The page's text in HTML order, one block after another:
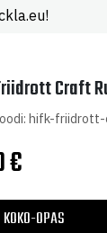
Craft
hifk-
€
KOKO-OPAS